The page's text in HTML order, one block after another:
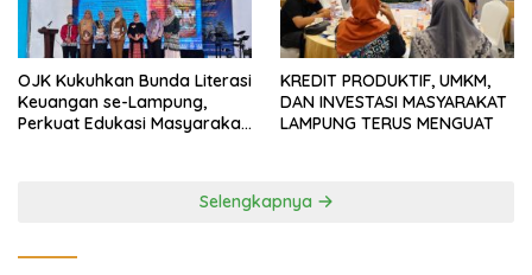
OJK Kukuhkan Bunda Literasi
Keuangan se-Lampung,
Perkuat Edukasi Masyarakat
KREDIT PRODUKTIF, UMKM,
DAN INVESTASI MASYARAKAT
LAMPUNG TERUS MENGUAT
Selengkapnya